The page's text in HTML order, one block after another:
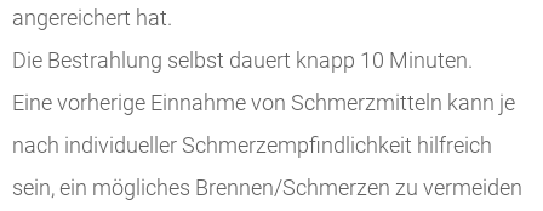
angereichert hat.
Die Bestrahlung selbst dauert knapp 10 Minuten.
Eine vorherige Einnahme von Schmerzmitteln kann je
nach individueller Schmerzempfindlichkeit hilfreich
sein, ein mögliches Brennen/Schmerzen zu vermeiden